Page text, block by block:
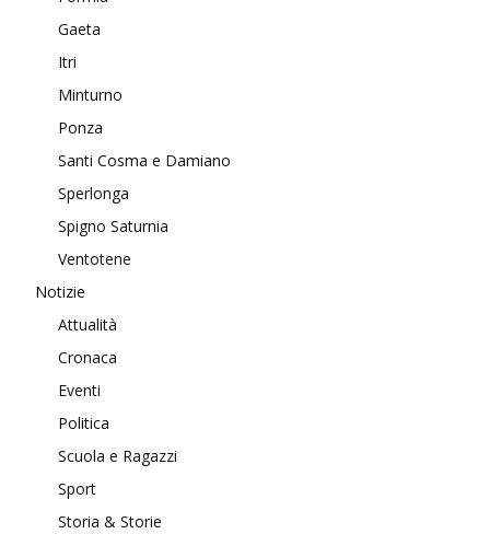
Gaeta
Itri
Minturno
Ponza
Santi Cosma e Damiano
Sperlonga
Spigno Saturnia
Ventotene
Notizie
Attualità
Cronaca
Eventi
Politica
Scuola e Ragazzi
Sport
Storia & Storie